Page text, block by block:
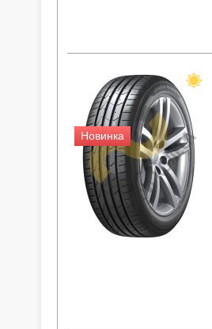
Новинка